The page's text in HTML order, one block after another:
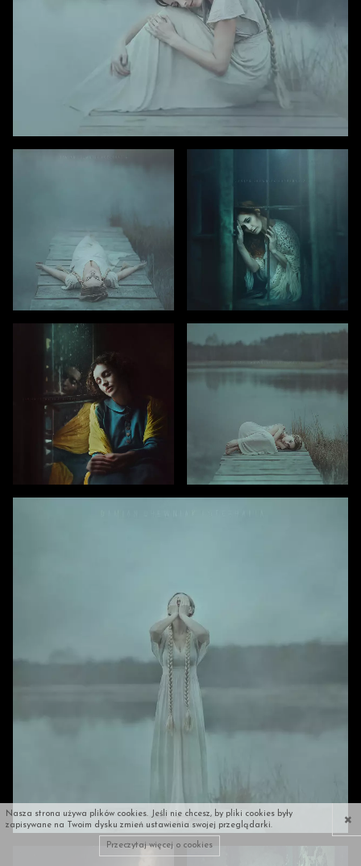
Nasza strona używa plików cookies. Jeśli nie chcesz, by pliki cookies były
zapisywane na Twoim dysku zmień ustawienia swojej przeglądarki.
×
Przeczytaj więcej o cookies